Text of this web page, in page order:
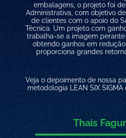
embalagens, o projeto foi
Administrativa, com objetivo
de clientes com o apoio do
Técnica. Um projeto com
trabalha-se a imagem
obtendo ganhos em
proporciona grandes
Veja o depoimento de nossa
metodologia LEAN SIX
Thais